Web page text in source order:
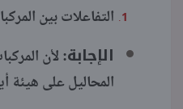
التفاعلات بين
الإجابة:لأن
المحاليل على هيئة